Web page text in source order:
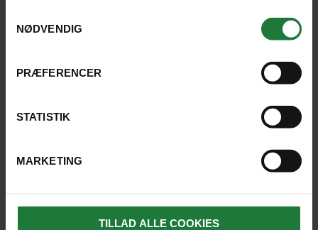
NØDVENDIG
PRÆFERENCER
STATISTIK
MARKETING
TILLAD ALLE COOKIES